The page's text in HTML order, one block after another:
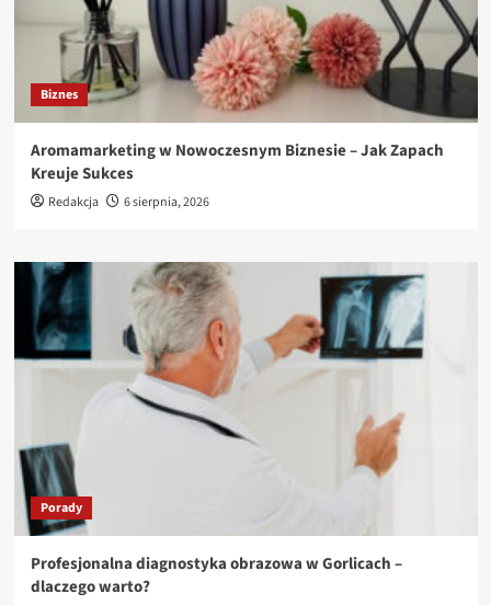
Biznes
Aromamarketing w Nowoczesnym Biznesie – Jak Zapach
Kreuje Sukces
Redakcja 6 sierpnia, 2026
Porady
Profesjonalna diagnostyka obrazowa w Gorlicach –
dlaczego warto?